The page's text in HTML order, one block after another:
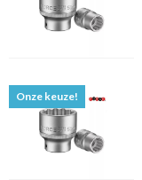
Onze keuze!